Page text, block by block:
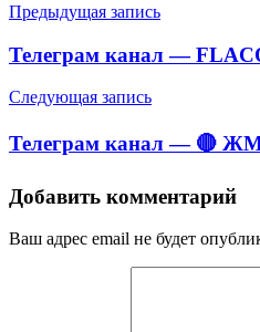
Навигация
по
записям
Предыдущая запись
Телеграм канал —
Следующая запись
Телеграм канал — 🔴
Добавить комментарий
Ваш адрес email не будет